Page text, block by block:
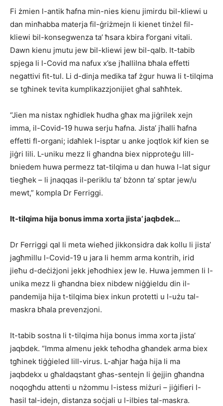
Fi żmien l-antik ħafna min-nies kienu jimirdu bil-kliewi u
dan minħabba materja fil-ġriżmejn li kienet tinżel fil-
kliewi bil-konsegwenza ta’ ħsara kbira f’organi vitali.
Dawn kienu jmutu jew bil-kliewi jew bil-qalb. It-tabib
spjega li l-Covid ma nafux x’se jħallilna bħala effetti
negattivi fit-tul. Li d-dinja medika taf żgur huwa li t-tilqima
se tgħinek tevita kumplikazzjonijiet għal saħħtek.
“Jien ma nistax ngħidlek ħudha għax ma jiġrilek xejn
imma, il-Covid-19 huwa serju ħafna. Jista’ jħalli ħafna
effetti fl-organi; idaħlek l-isptar u anke joqtlok kif kien se
jiġri lili. L-uniku mezz li għandna biex nipproteġu lill-
bniedem huwa permezz tat-tilqima u dan huwa l-lat sigur
tiegħek – li jnaqqas il-periklu ta’ bżonn ta’ sptar jew/u
mewt,” kompla Dr Ferriggi.
It-tilqima hija bonus imma xorta jista’ jaqbdek…
Dr Ferriggi qal li meta wieħed jikkonsidra dak kollu li jista’
jagħmillu l-Covid-19 u jara li hemm arma kontrih, irid
jieħu d-deċiżjoni jekk jeħodhiex jew le. Huwa jemmen li l-
unika mezz li għandna biex nibdew niġġieldu din il-
pandemija hija t-tilqima biex inkun protetti u l-użu tal-
maskra bħala prevenzjoni.
It-tabib sostna li t-tilqima hija bonus imma xorta jista’
jaqbdek. “Imma almenu jekk teħodha għandek arma biex
tgħinek tiġġieled lill-virus. L-aħjar ħaġa hija li ma
jaqbdekx u għaldaqstant għas-sentejn li ġejjin għandna
noqogħdu attenti u nżommu l-istess miżuri – jiġifieri l-
ħasil tal-idejn, distanza soċjali u l-ilbies tal-maskra.